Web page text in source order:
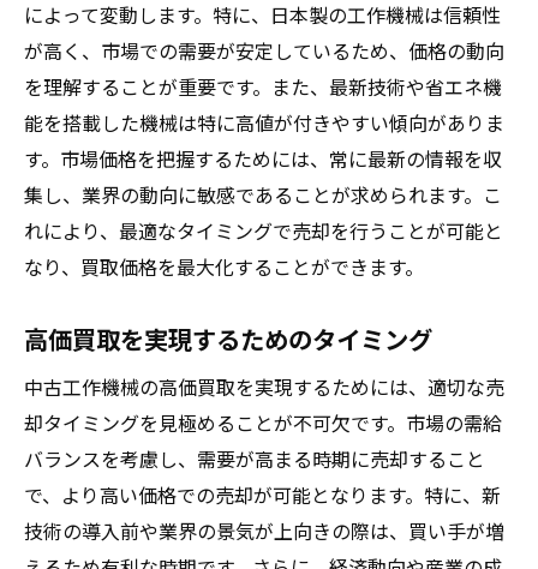
によって変動します。特に、日本製の工作機械は信頼性
が高く、市場での需要が安定しているため、価格の動向
を理解することが重要です。また、最新技術や省エネ機
能を搭載した機械は特に高値が付きやすい傾向がありま
す。市場価格を把握するためには、常に最新の情報を収
集し、業界の動向に敏感であることが求められます。こ
れにより、最適なタイミングで売却を行うことが可能と
なり、買取価格を最大化することができます。
高価買取を実現するためのタイミング
中古工作機械の高価買取を実現するためには、適切な売
却タイミングを見極めることが不可欠です。市場の需給
バランスを考慮し、需要が高まる時期に売却すること
で、より高い価格での売却が可能となります。特に、新
技術の導入前や業界の景気が上向きの際は、買い手が増